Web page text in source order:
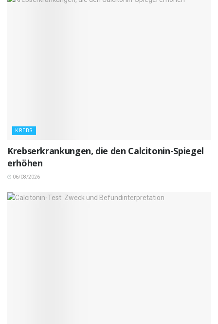
KREBS
Krebserkrankungen, die den Calcitonin-Spiegel
erhöhen
06/08/2026